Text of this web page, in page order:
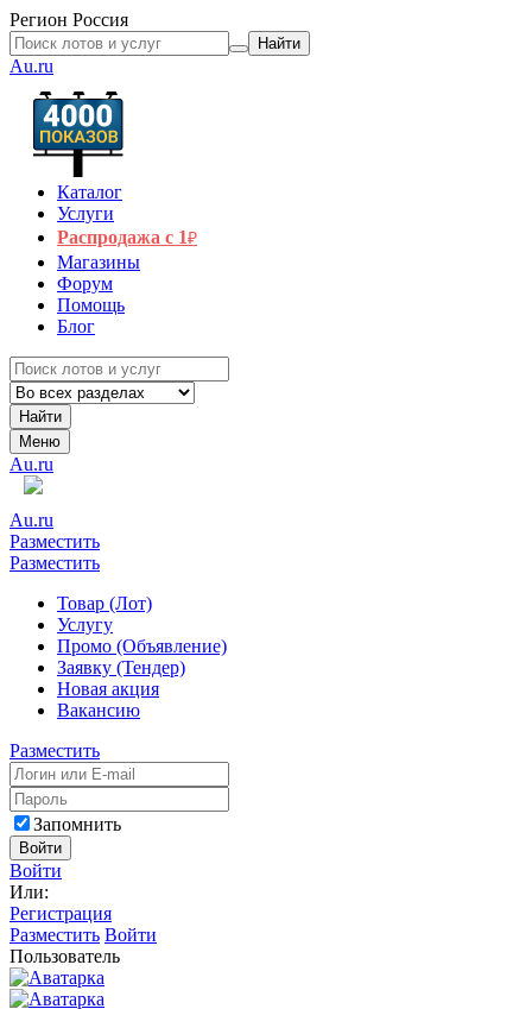
Регион Россия
Найти
Au.ru
Каталог
Услуги
Распродажа с 1₽
Магазины
Форум
Помощь
Блог
Найти
Меню
Au.ru
Au.ru
Разместить
Разместить
Товар (Лот)
Услугу
Промо (Объявление)
Заявку (Тендер)
Новая акция
Вакансию
Разместить
Запомнить
Войти
Войти
Или:
Регистрация
Разместить Войти
Пользователь